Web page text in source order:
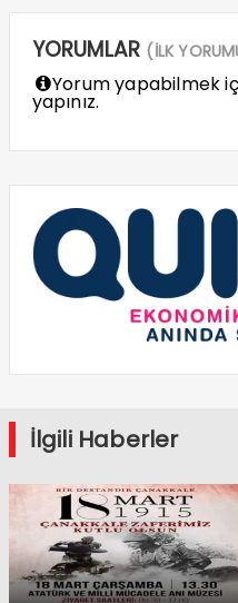
YORUMLAR (İLK
Yorum yapabilmek
yapınız.
İlgili Haberler